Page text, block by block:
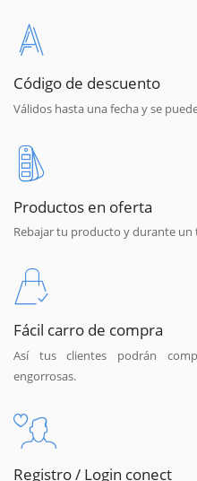
Código de descuento
Válidos hasta una fecha y se
Productos en oferta
Rebajar tu producto y durante
Fácil carro de compra
Así tus clientes podrán
engorrosas.
Registro / Login conect